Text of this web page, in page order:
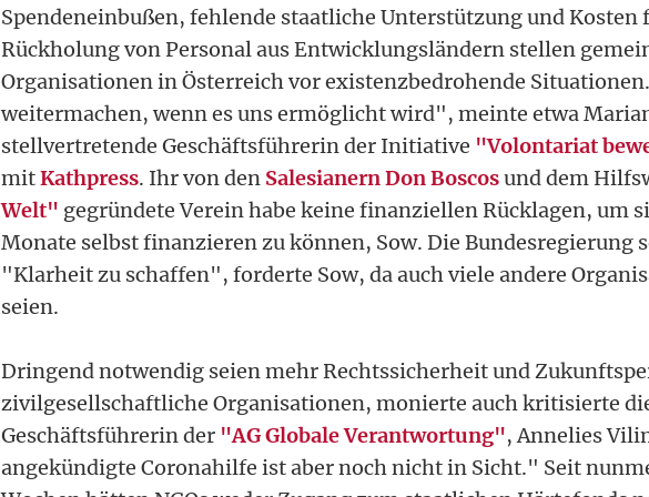
Spendeneinbußen, fehlende staatliche Unterstützung und Kosten
Rückholung von Personal aus Entwicklungsländern stellen
Organisationen in Österreich vor existenzbedrohende
weitermachen, wenn es uns ermöglicht wird", meinte etwa
stellvertretende Geschäftsführerin der Initiative "Volontariat
mitKathpress. Ihr von den Salesianern Don Boscosund dem
Welt" gegründete Verein habe keine finanziellen Rücklagen, um
Monate selbst finanzieren zu können, Sow. Die Bundesregierung
"Klarheit zu schaffen", forderte Sow, da auch viele andere
seien.
Dringend notwendig seien mehr Rechtssicherheit und
zivilgesellschaftliche Organisationen, monierte auch kritisierte
Geschäftsführerin der "AG Globale Verantwortung", Annelies
angekündigte Coronahilfe ist aber noch nicht in Sicht." Seit